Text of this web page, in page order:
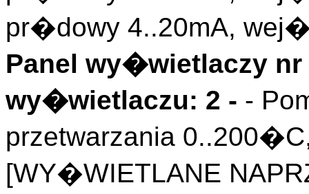
pr�dowy 4..20mA,
Panel wy�wietlaczy nr
wy�wietlaczu: 2 - -
przetwarzania
[WY�WIETLANE